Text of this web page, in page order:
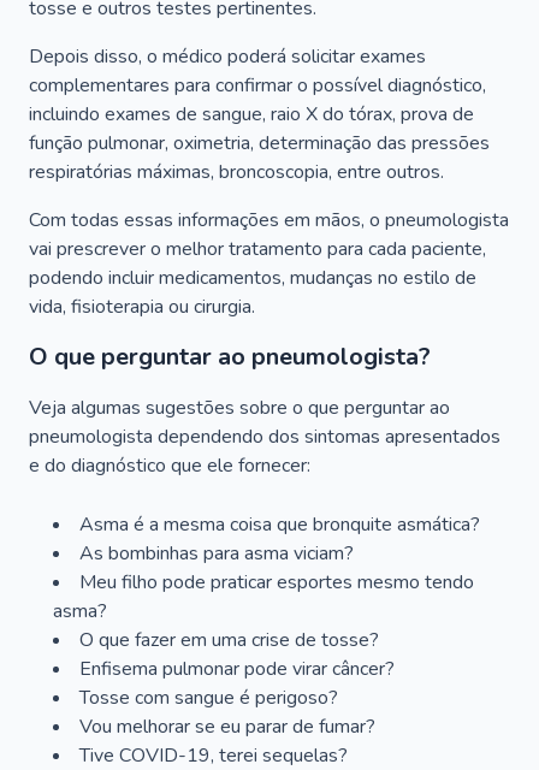
tosse e outros testes pertinentes.
Depois disso, o médico poderá solicitar exames
complementares para confirmar o possível diagnóstico,
incluindo exames de sangue, raio X do tórax, prova de
função pulmonar, oximetria, determinação das pressões
respiratórias máximas, broncoscopia, entre outros.
Com todas essas informações em mãos, o pneumologista
vai prescrever o melhor tratamento para cada paciente,
podendo incluir medicamentos, mudanças no estilo de
vida, fisioterapia ou cirurgia.
O que perguntar ao pneumologista?
Veja algumas sugestões sobre o que perguntar ao
pneumologista dependendo dos sintomas apresentados
e do diagnóstico que ele fornecer:
Asma é a mesma coisa que bronquite asmática?
As bombinhas para asma viciam?
Meu filho pode praticar esportes mesmo tendo
asma?
O que fazer em uma crise de tosse?
Enfisema pulmonar pode virar câncer?
Tosse com sangue é perigoso?
Vou melhorar se eu parar de fumar?
Tive COVID-19, terei sequelas?